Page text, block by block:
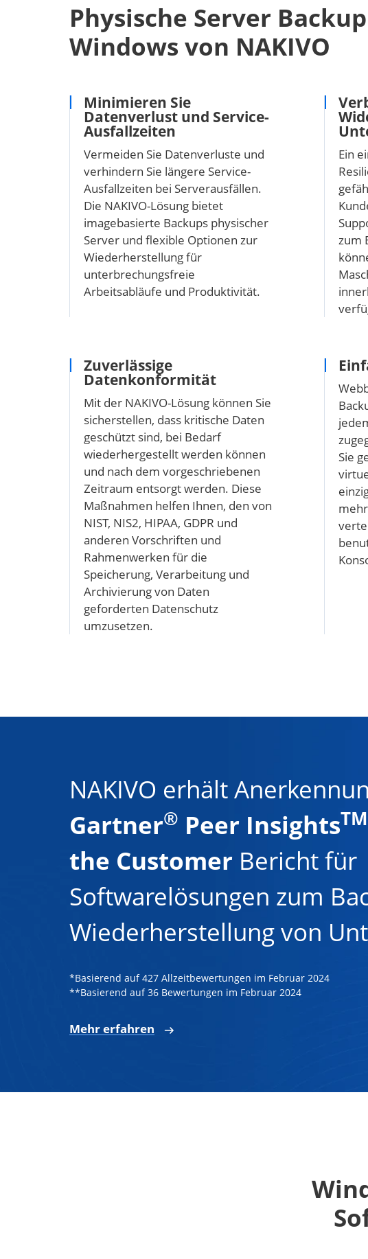
Physische Server
Windows von NAKIVO
Minimieren Sie
Datenverlust und Service-
Ausfallzeiten
Vermeiden Sie Datenverluste und
verhindern Sie längere Service-
Ausfallzeiten bei Serverausfällen.
Die NAKIVO-Lösung bietet
imagebasierte Backups physischer
Server und flexible Optionen zur
Wiederherstellung für
unterbrechungsfreie
Arbeitsabläufe und Produktivität.
Ein
zum
Zuverlässige
Datenkonformität
Mit der NAKIVO-Lösung können Sie
sicherstellen, dass kritische Daten
geschützt sind, bei Bedarf
wiederhergestellt werden können
und nach dem vorgeschriebenen
Zeitraum entsorgt werden. Diese
Maßnahmen helfen Ihnen, den von
NIST, NIS2, HIPAA, GDPR und
anderen Vorschriften und
Rahmenwerken für die
Speicherung, Verarbeitung und
Archivierung von Daten
geforderten Datenschutz
umzusetzen.
Sie
NAKIVO erhält
Gartner® Peer InsightsTM
the CustomerBericht für
Softwarelösungen zum
Wiederherstellung von
*Basierend auf 427 Allzeitbewertungen im Februar 2024
**Basierend auf 36 Bewertungen im Februar 2024
Mehr erfahren